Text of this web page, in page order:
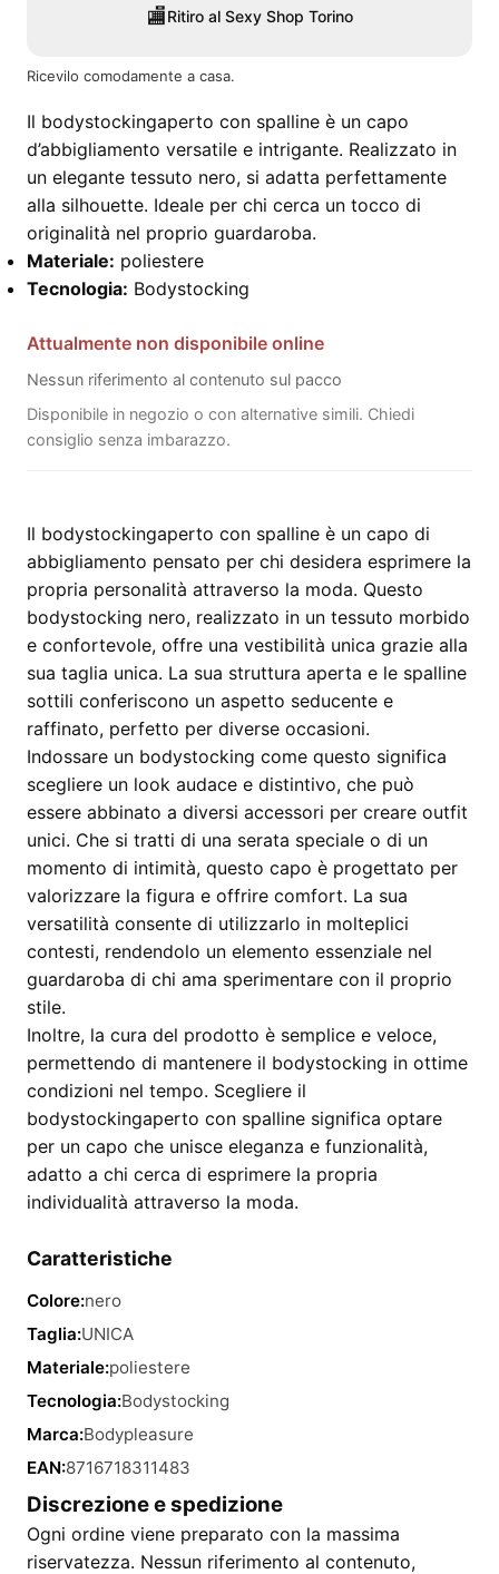
🏬Ritiro al Sexy Shop Torino
Ricevilo comodamente a casa.
Il bodystockingaperto con spalline è un capo
d’abbigliamento versatile e intrigante. Realizzato in
un elegante tessuto nero, si adatta perfettamente
alla silhouette. Ideale per chi cerca un tocco di
originalità nel proprio guardaroba.
Materiale: poliestere
Tecnologia: Bodystocking
Attualmente non disponibile online
Nessun riferimento al contenuto sul pacco
Disponibile in negozio o con alternative simili. Chiedi
consiglio senza imbarazzo.
Il bodystockingaperto con spalline è un capo di
abbigliamento pensato per chi desidera esprimere la
propria personalità attraverso la moda. Questo
bodystocking nero, realizzato in un tessuto morbido
e confortevole, offre una vestibilità unica grazie alla
sua taglia unica. La sua struttura aperta e le spalline
sottili conferiscono un aspetto seducente e
raffinato, perfetto per diverse occasioni.
Indossare un bodystocking come questo significa
scegliere un look audace e distintivo, che può
essere abbinato a diversi accessori per creare outfit
unici. Che si tratti di una serata speciale o di un
momento di intimità, questo capo è progettato per
valorizzare la figura e offrire comfort. La sua
versatilità consente di utilizzarlo in molteplici
contesti, rendendolo un elemento essenziale nel
guardaroba di chi ama sperimentare con il proprio
stile.
Inoltre, la cura del prodotto è semplice e veloce,
permettendo di mantenere il bodystocking in ottime
condizioni nel tempo. Scegliere il
bodystockingaperto con spalline significa optare
per un capo che unisce eleganza e funzionalità,
adatto a chi cerca di esprimere la propria
individualità attraverso la moda.
Caratteristiche
Colore:nero
Taglia:UNICA
Materiale:poliestere
Tecnologia:Bodystocking
Marca:Bodypleasure
EAN:8716718311483
Discrezione e spedizione
Ogni ordine viene preparato con la massima
riservatezza. Nessun riferimento al contenuto,